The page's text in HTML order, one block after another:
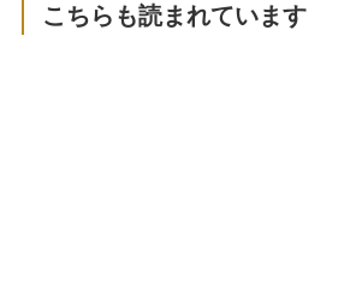
こちらも読まれています